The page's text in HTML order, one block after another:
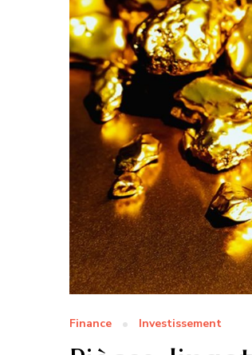
Finance Investissement